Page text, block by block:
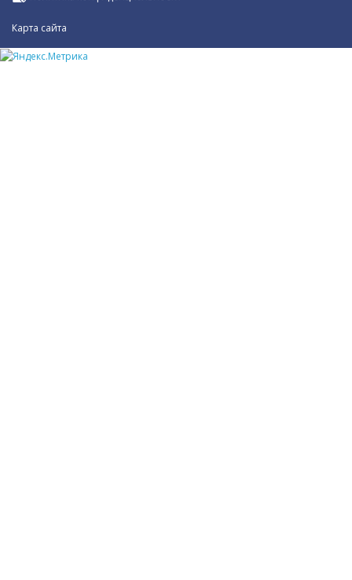
Карта сайта